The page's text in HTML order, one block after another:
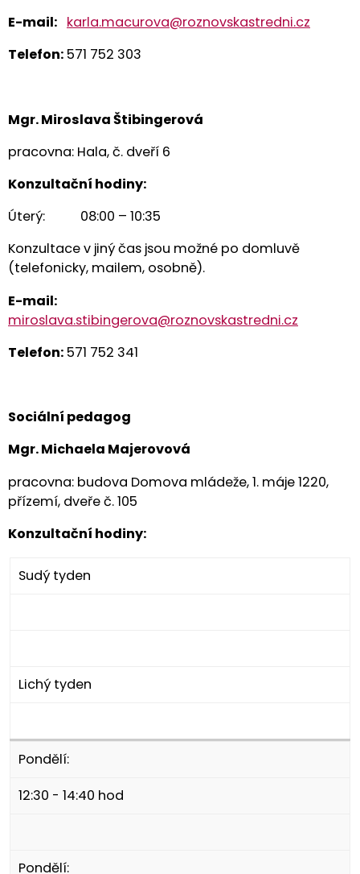
E-mail: karla.macurova@roznovskastredni.cz
Telefon: 571 752 303
Mgr. Miroslava Štibingerová
pracovna: Hala, č. dveří 6
Konzultační hodiny:
Úterý: 08:00 – 10:35
Konzultace v jiný čas jsou možné po domluvě
(telefonicky, mailem, osobně).
E-mail:
miroslava.stibingerova@roznovskastredni.cz
Telefon: 571 752 341
Sociální pedagog
Mgr. Michaela Majerovová
pracovna: budova Domova mládeže, 1. máje 1220,
přízemí, dveře č. 105
Konzultační hodiny:
Sudý tyden
Lichý tyden
Pondělí:
12:30 - 14:40 hod
Pondělí: